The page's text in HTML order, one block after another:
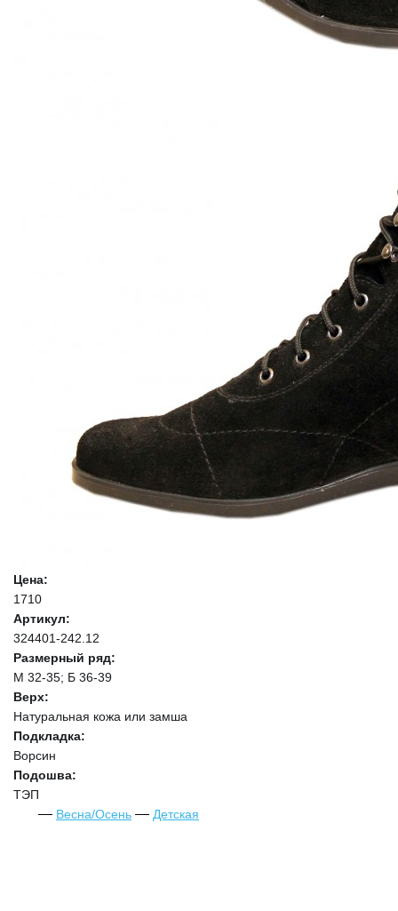
Цена:
1710
Артикул:
324401-242.12
Размерный ряд:
М 32-35; Б 36-39
Верх:
Натуральная кожа или замша
Подкладка:
Ворсин
Подошва:
ТЭП
Весна/Осень
Детская